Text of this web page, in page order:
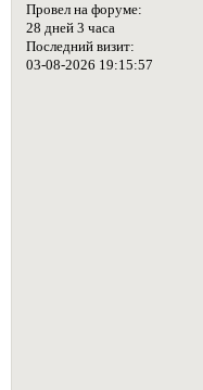
Провел на форуме:
28 дней 3 часа
Последний визит:
03-08-2026 19:15:57